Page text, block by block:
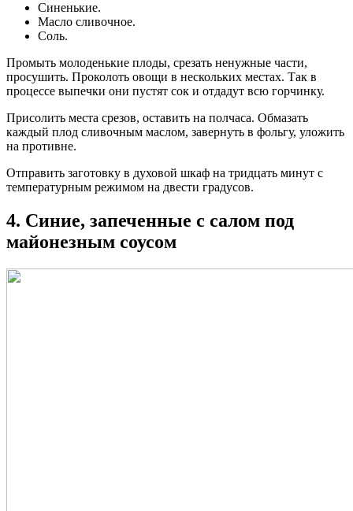
Синенькие.
Масло сливочное.
Соль.
Промыть молоденькие плоды, срезать ненужные части,
просушить. Проколоть овощи в нескольких местах. Так в
процессе выпечки они пустят сок и отдадут всю горчинку.
Присолить места срезов, оставить на полчаса. Обмазать
каждый плод сливочным маслом, завернуть в фольгу, уложить
на противне.
Отправить заготовку в духовой шкаф на тридцать минут с
температурным режимом на двести градусов.
4. Синие, запеченные с салом под
майонезным соусом